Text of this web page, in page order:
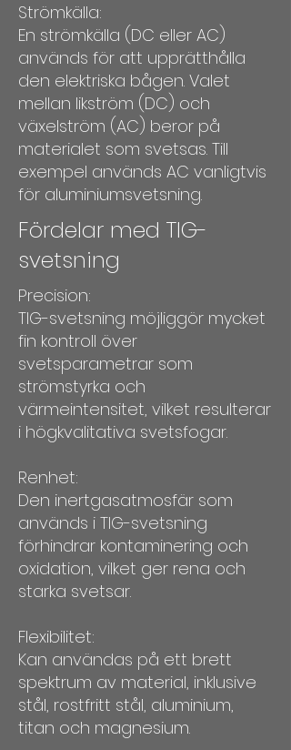
Strömkälla:
En strömkälla (DC eller AC)
används för att upprätthålla
den elektriska bågen. Valet
mellan likström (DC) och
växelström (AC) beror på
materialet som svetsas. Till
exempel används AC vanligtvis
för aluminiumsvetsning.
Fördelar med TIG-
svetsning
Precision:
TIG-svetsning möjliggör mycket
fin kontroll över
svetsparametrar som
strömstyrka och
värmeintensitet, vilket resulterar
i högkvalitativa svetsfogar.
Renhet:
Den inertgasatmosfär som
används i TIG-svetsning
förhindrar kontaminering och
oxidation, vilket ger rena och
starka svetsar.
Flexibilitet:
Kan användas på ett brett
spektrum av material, inklusive
stål, rostfritt stål, aluminium,
titan och magnesium.